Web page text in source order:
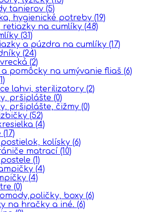
tanierov (5)
hygienické potreby (19)
retiazky na cumlíky (48)
(31)
a púzdra na cumlíky (17)
(24)
(2)
a pomôcky na umývanie fliaš (6)
lahvi, sterilizatory (2)
pršiplášte (0)
pršiplášte, čižmy (0)
(52)
(4)
(17)
postielok, kolísky (6)
matrací (10)
(1)
(4)
(4)
(0)
boxy (6)
na hračky a iné. (6)